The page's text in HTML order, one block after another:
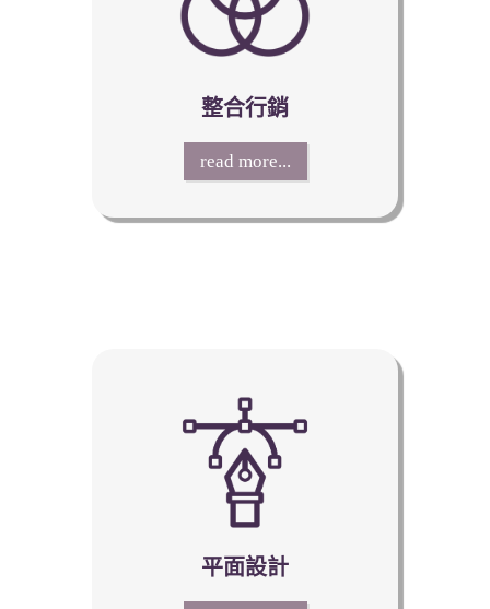
整合行銷
read more...
平面設計